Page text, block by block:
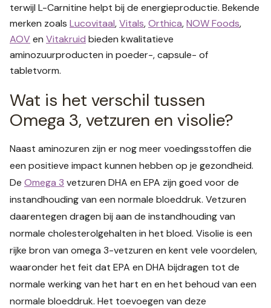
terwijl L-Carnitine helpt bij de energieproductie. Bekende
merken zoals Lucovitaal,Vitals,Orthica,NOW Foods,
AOVen Vitakruid bieden kwalitatieve
aminozuurproducten in poeder-, capsule- of
tabletvorm.
Wat is het verschil tussen
Omega 3, vetzuren en visolie?
Naast aminozuren zijn er nog meer voedingsstoffen die
een positieve impact kunnen hebben op je gezondheid.
De Omega 3 vetzuren DHA en EPA zijn goed voor de
instandhouding van een normale bloeddruk. Vetzuren
daarentegen dragen bij aan de instandhouding van
normale cholesterolgehalten in het bloed. Visolie is een
rijke bron van omega 3-vetzuren en kent vele voordelen,
waaronder het feit dat EPA en DHA bijdragen tot de
normale werking van het hart en en het behoud van een
normale bloeddruk. Het toevoegen van deze